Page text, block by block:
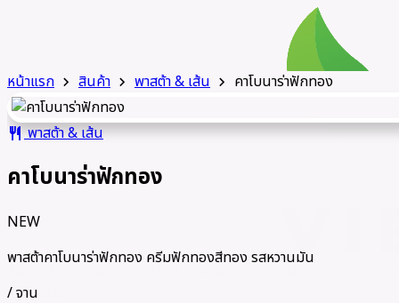
callLINE
หน้าแรก chevron_right สินค้า chevron_right พาสต้า & เส้น chevron_right คาโบนาร่าฟักทอง
restaurantพาสต้า & เส้น
คาโบนาร่าฟักทอง
NEW
พาสต้าคาโบนาร่าฟักทอง ครีมฟักทองสีทอง รสหวานมัน
/ จาน